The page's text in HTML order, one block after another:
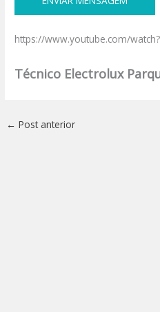
https://www.youtube.com/
Técnico Electrolux
← Post anterior